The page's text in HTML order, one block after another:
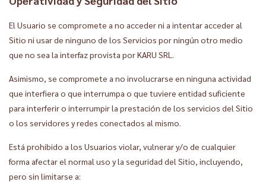
El Usuario se compromete a no acceder ni a intentar acceder al
Sitio ni usar de ninguno de los Servicios por ningún otro medio
que no sea la interfaz provista por KARU SRL.
Asimismo, se compromete a no involucrarse en ninguna actividad
que interfiera o que interrumpa o que tuviere entidad suficiente
para interferir o interrumpir la prestación de los servicios del Sitio
o los servidores y redes conectados al mismo.
Está prohibido a los Usuarios violar, vulnerar y/o de cualquier
forma afectar el normal uso y la seguridad del Sitio, incluyendo,
pero sin limitarse a: